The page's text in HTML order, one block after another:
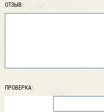
ОТЗЫВ:
ПРОВЕРКА: